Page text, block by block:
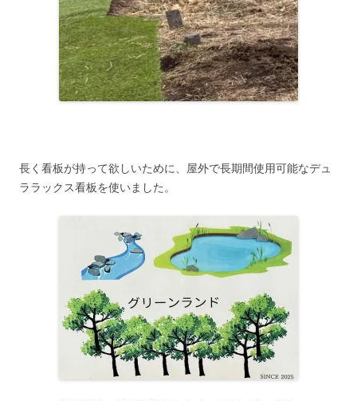
長く看板が持って欲しいために、屋外で長期間使用可能なデュ
ララックス看板を使いました。